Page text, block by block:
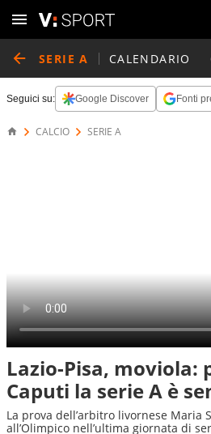
SERIE A CALENDARIO
Seguici su: Google Discover Fonti
CALCIO SERIE A
Lazio-Pisa, moviola:
Caputi la serie A è
La prova dell’arbitro livornese Maria
all’Olimpico nell’ultima giornata di